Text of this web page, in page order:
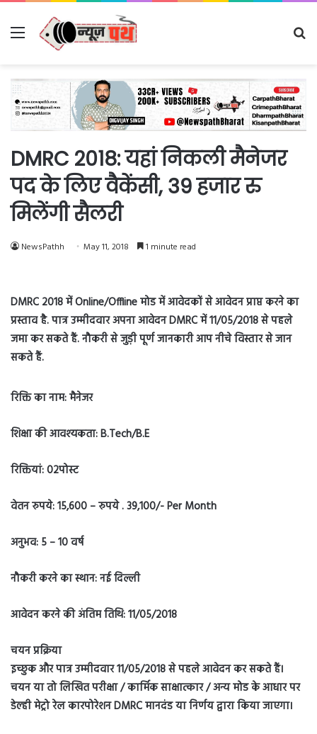
Menu
DMRC 2018: यहां निकली मैनेजर
पद के लिए वैकेंसी, 39 हजार रु
मिलेंगी सैलरी
NewsPathh May 11, 2018 1 minute read
DMRC 2018 में Online/Offline मोड में आवेदकों से आवेदन प्राप्त करने का
प्रस्ताव है. पात्र उम्मीदवार अपना आवेदन DMRC में 11/05/2018 से पहले
जमा कर सकते हैं. नौकरी से जुड़ी पूर्ण जानकारी आप नीचे विस्तार से जान
सकते हैं.
रिक्ति का नाम: मैनेजर
शिक्षा की आवश्यकता: B.Tech/B.E
रिक्तियां: 02पोस्ट
वेतन रुपये: 15,600 – रुपये . 39,100/- Per Month
अनुभव: 5 – 10 वर्ष
नौकरी करने का स्थान: नई दिल्ली
आवेदन करने की अंतिम तिथि: 11/05/2018
चयन प्रक्रिया
इच्छुक और पात्र उम्मीदवार 11/05/2018 से पहले आवेदन कर सकते हैं।
चयन या तो लिखित परीक्षा / कार्मिक साक्षात्कार / अन्य मोड के आधार पर
डेल्ही मेट्रो रेल कारपोरेशन DMRC मानदंड या निर्णय द्वारा किया जाएगा।